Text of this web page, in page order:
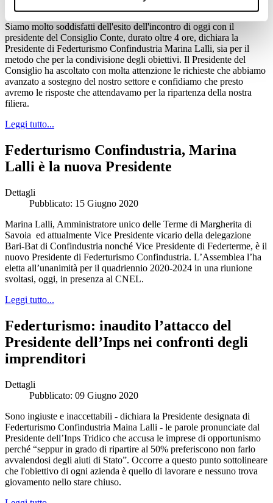
Siamo molto soddisfatti dell'esito dell'incontro di oggi con il
presidente del Consiglio Conte, durato oltre 4 ore, dichiara la
Presidente di Federturismo Confindustria Marina Lalli, sia per il
metodo che per la condivisione degli obiettivi. Il Presidente del
Consiglio ha ascoltato con molta attenzione le richieste che abbiamo
avanzato a sostegno del nostro settore e confidiamo che presto
avremo le risposte che attendavamo per la ripartenza della nostra
filiera.
Leggi tutto...
Federturismo Confindustria, Marina
Lalli è la nuova Presidente
Dettagli
Pubblicato: 15 Giugno 2020
Marina Lalli, Amministratore unico delle Terme di Margherita di
Savoia ed attualmente Vice Presidente vicario della delegazione
Bari-Bat di Confindustria nonché Vice Presidente di Federterme, è il
nuovo Presidente di Federturismo Confindustria. L’Assemblea l’ha
eletta all’unanimità per il quadriennio 2020-2024 in una riunione
svoltasi, oggi, in presenza al CNEL.
Leggi tutto...
Federturismo: inaudito l’attacco del
Presidente dell’Inps nei confronti degli
imprenditori
Dettagli
Pubblicato: 09 Giugno 2020
Sono ingiuste e inaccettabili - dichiara la Presidente designata di
Federturismo Confindustria Maina Lalli - le parole pronunciate dal
Presidente dell’Inps Tridico che accusa le imprese di opportunismo
perché “seppur in grado di ripartire al 50% preferiscono non farlo
avvalendosi degli aiuti di Stato”. Occorre a questo punto sottolineare
che l'obiettivo di ogni azienda è quello di lavorare e nessuno trova
giovamento nello stare chiuso.